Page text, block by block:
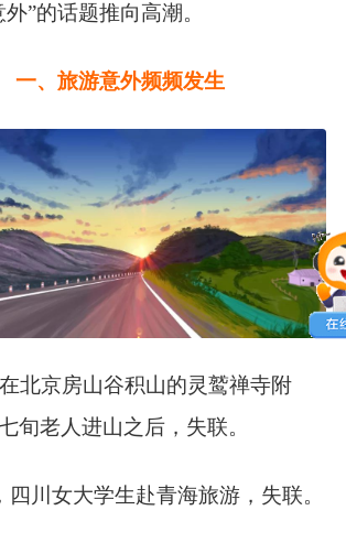
”的话题推向高潮。
一、旅游意外频频发生
京房山谷积山的灵鹫禅寺附
旬老人进山之后，失联。
川女大学生赴青海旅游，失联。